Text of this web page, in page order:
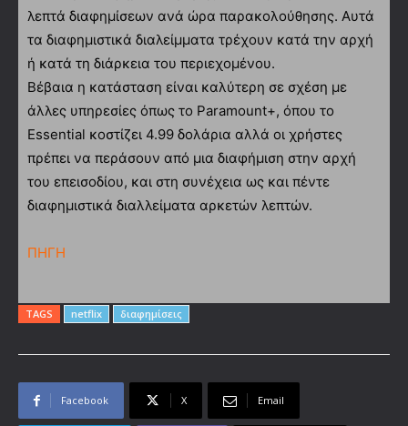
λεπτά διαφημίσεων ανά ώρα παρακολούθησης. Αυτά
τα διαφημιστικά διαλείμματα τρέχουν κατά την αρχή
ή κατά τη διάρκεια του περιεχομένου.
Βέβαια η κατάσταση είναι καλύτερη σε σχέση με
άλλες υπηρεσίες όπως το Paramount+, όπου το
Essential κοστίζει 4.99 δολάρια αλλά οι χρήστες
πρέπει να περάσουν από μια διαφήμιση στην αρχή
του επεισοδίου, και στη συνέχεια ως και πέντε
διαφημιστικά διαλλείματα αρκετών λεπτών.
ΠΗΓΗ
TAGS netflix διαφημίσεις
Facebook X Email